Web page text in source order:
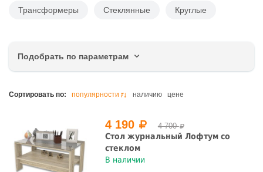
Трансформеры
Стеклянные Круглые
Подобрать по параметрам
Цена, руб.
Цвет
Сортировать по: популярности наличию цене
4 190 4 700
Стол журнальный Лофтум со
стеклом
В наличии